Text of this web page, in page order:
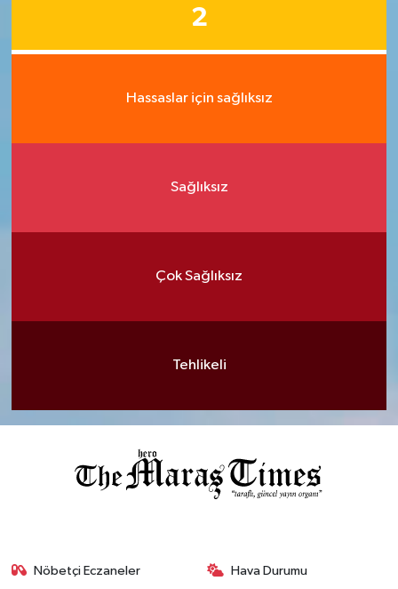
2
Hassaslar için sağlıksız
Sağlıksız
Çok Sağlıksız
Tehlikeli
Nöbetçi Eczaneler Hava Durumu